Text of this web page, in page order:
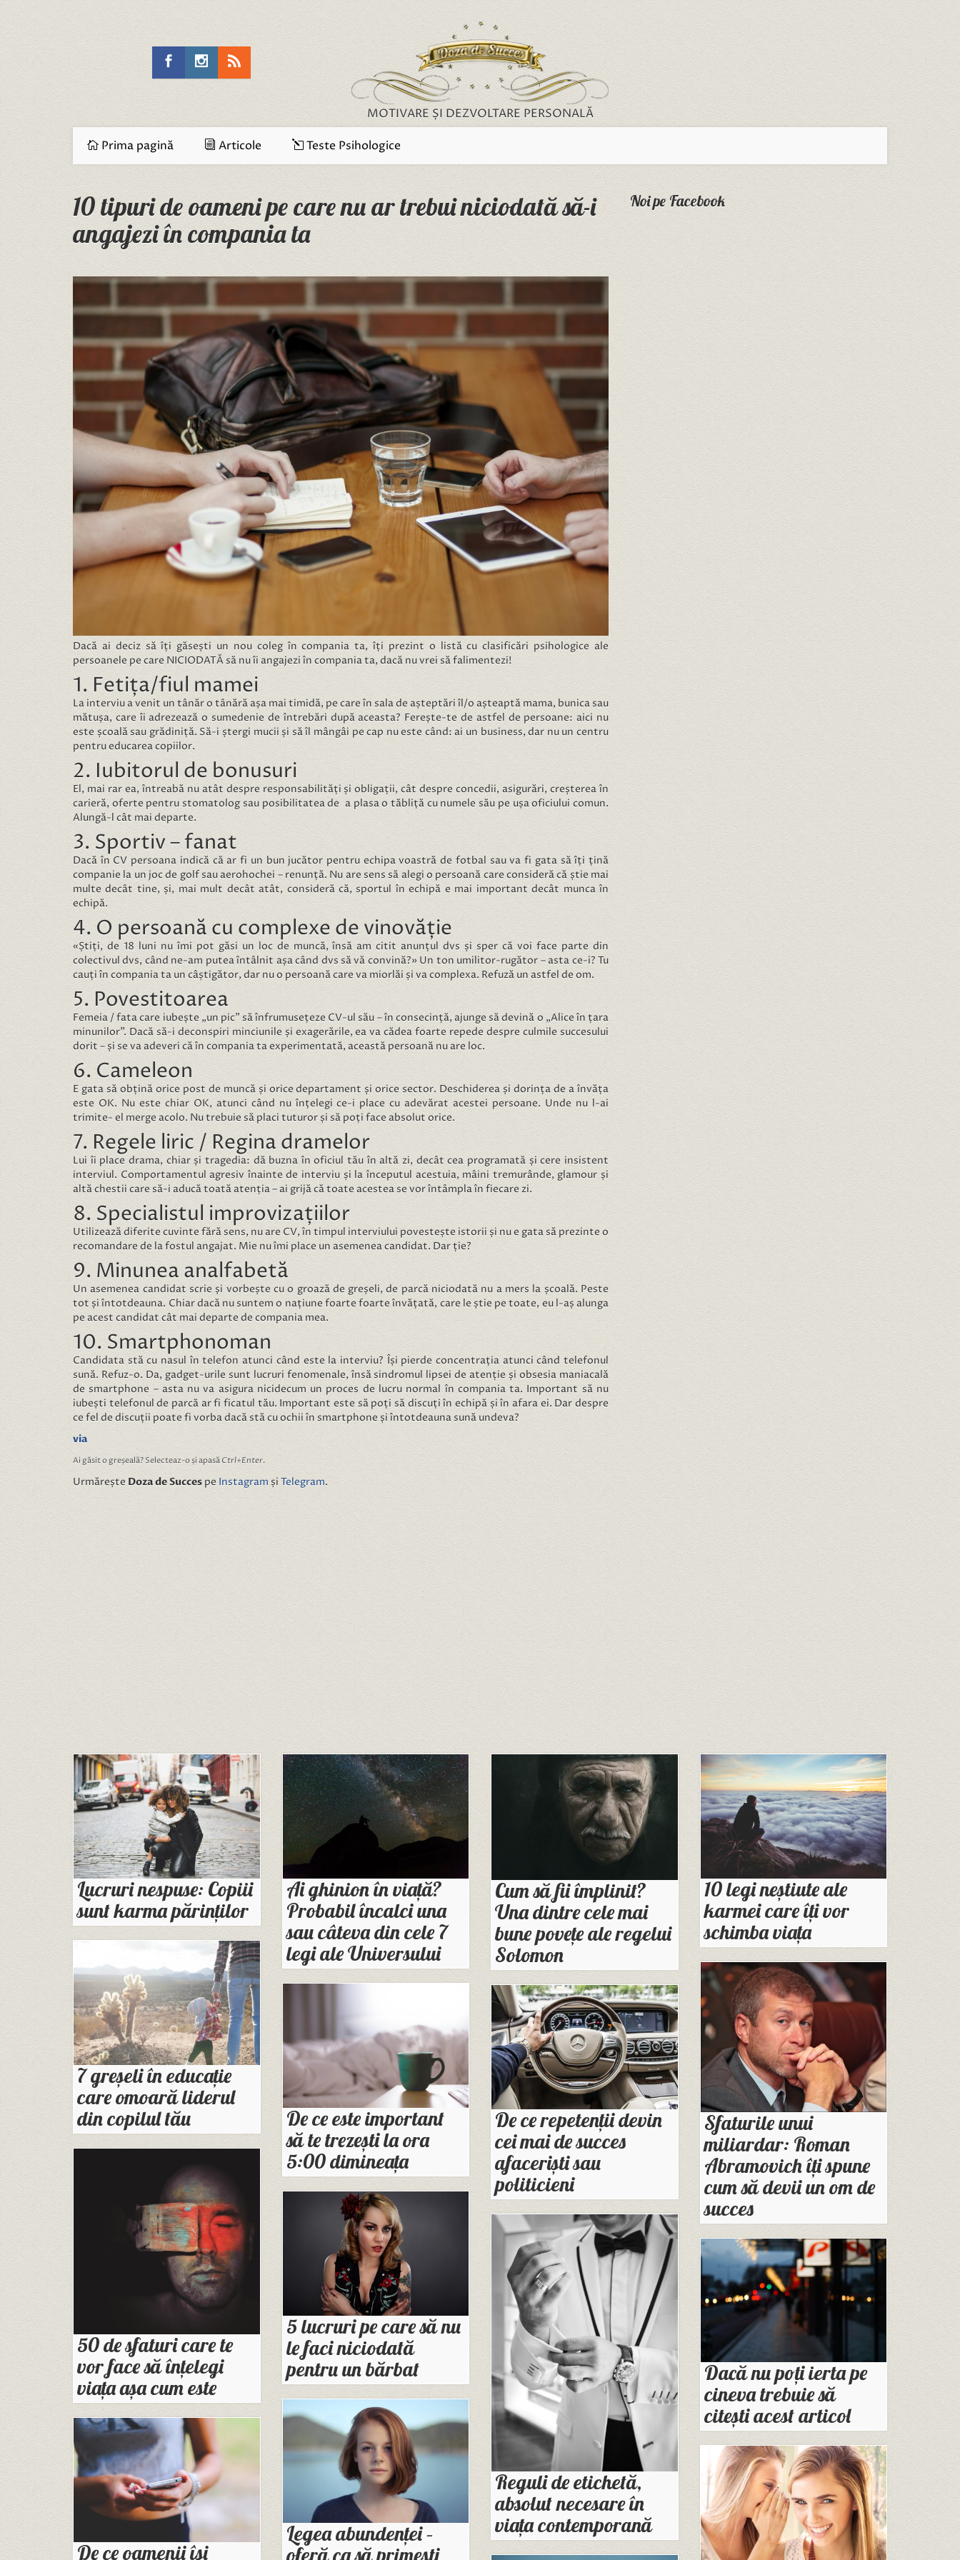
MOTIVARE ȘI DEZVOLTARE PERSONALĂ
Prima pagină Articole Teste Psihologice
10 tipuri de oameni pe care nu ar trebui niciodată să-i
angajezi în compania ta
Dacă ai deciz să îți găsești un nou coleg în compania ta, îți prezint o listă cu clasificări psihologice ale
persoanele pe care NICIODATĂ să nu îi angajezi în compania ta, dacă nu vrei să falimentezi!
1. Fetița/fiul mamei
La interviu a venit un tânăr o tânără așa mai timidă, pe care în sala de așteptări îl/o așteaptă mama, bunica sau
mătușa, care îi adrezează o sumedenie de întrebări după aceasta? Ferește-te de astfel de persoane: aici nu
este școală sau grădiniță. Să-i ștergi mucii și să îl mângâi pe cap nu este când: ai un business, dar nu un centru
pentru educarea copiilor.
2. Iubitorul de bonusuri
El, mai rar ea, întreabă nu atât despre responsabilități și obligații, cât despre concedii, asigurări, creșterea în
carieră, oferte pentru stomatolog sau posibilitatea de a plasa o tăbliță cu numele său pe ușa oficiului comun.
Alungă-l cât mai departe.
3. Sportiv – fanat
Dacă în CV persoana indică că ar fi un bun jucător pentru echipa voastră de fotbal sau va fi gata să îți țină
companie la un joc de golf sau aerohochei – renunță. Nu are sens să alegi o persoană care consideră că știe mai
multe decât tine, și, mai mult decât atât, consideră că, sportul în echipă e mai important decât munca în
echipă.
4. O persoană cu complexe de vinovăție
«Știți, de 18 luni nu îmi pot găsi un loc de muncă, însă am citit anunțul dvs și sper că voi face parte din
colectivul dvs, când ne-am putea întâlnit așa când dvs să vă convină?» Un ton umilitor-rugător – asta ce-i? Tu
cauți în compania ta un câștigător, dar nu o persoană care va miorlăi și va complexa. Refuză un astfel de om.
5. Povestitoarea
Femeia / fata care iubește „un pic” să înfrumusețeze CV-ul său – în consecință, ajunge să devină o „Alice în țara
minunilor”. Dacă să-i deconspiri minciunile și exagerările, ea va cădea foarte repede despre culmile succesului
dorit – și se va adeveri că în compania ta experimentată, această persoană nu are loc.
6. Cameleon
E gata să obțină orice post de muncă și orice departament și orice sector. Deschiderea și dorința de a învăța
este OK. Nu este chiar OK, atunci când nu înțelegi ce-i place cu adevărat acestei persoane. Unde nu l-ai
trimite- el merge acolo. Nu trebuie să placi tuturor și să poți face absolut orice.
7. Regele liric / Regina dramelor
Lui îi place drama, chiar și tragedia: dă buzna în oficiul tău în altă zi, decât cea programată și cere insistent
interviul. Comportamentul agresiv înainte de interviu și la începutul acestuia, mâini tremurânde, glamour și
altă chestii care să-i aducă toată atenția – ai grijă că toate acestea se vor întâmpla în fiecare zi.
8. Specialistul improvizațiilor
Utilizează diferite cuvinte fără sens, nu are CV, în timpul interviului povestește istorii și nu e gata să prezinte o
recomandare de la fostul angajat. Mie nu îmi place un asemenea candidat. Dar ție?
9. Minunea analfabetă
Un asemenea candidat scrie și vorbește cu o groază de greșeli, de parcă niciodată nu a mers la școală. Peste
tot și întotdeauna. Chiar dacă nu suntem o națiune foarte foarte învățată, care le știe pe toate, eu l-aș alunga
pe acest candidat cât mai departe de compania mea.
10. Smartphonoman
Candidata stă cu nasul în telefon atunci când este la interviu? Își pierde concentrația atunci când telefonul
sună. Refuz-o. Da, gadget-urile sunt lucruri fenomenale, însă sindromul lipsei de atenție și obsesia maniacală
de smartphone – asta nu va asigura nicidecum un proces de lucru normal în compania ta. Important să nu
iubești telefonul de parcă ar fi ficatul tău. Important este să poți să discuți în echipă și în afara ei. Dar despre
ce fel de discuții poate fi vorba dacă stă cu ochii în smartphone și întotdeauna sună undeva?
via
Ai găsit o greșeală? Selecteaz-o și apasă Ctrl+Enter.
Urmărește Doza de Succes pe Instagram și Telegram.
Noi pe Facebook
Lucruri nespuse: Copiii
sunt karma părinților
7 greșeli în educație
care omoară liderul
din copilul tău
50 de sfaturi care te
vor face să înțelegi
viața așa cum este
De ce oamenii își
Ai ghinion în viață?
Probabil încalci una
sau câteva din cele 7
legi ale Universului
De ce este important
să te trezești la ora
5:00 dimineața
5 lucruri pe care să nu
le faci niciodată
pentru un bărbat
Legea abundenței –
oferă ca să primești
Cum să fii împlinit?
Una dintre cele mai
bune povețe ale regelui
Solomon
De ce repetenții devin
cei mai de succes
afaceriști sau
politicieni
Reguli de etichetă,
absolut necesare în
viața contemporană
10 legi neștiute ale
karmei care îți vor
schimba viața
Sfaturile unui
miliardar: Roman
Abramovich îți spune
cum să devii un om de
succes
Dacă nu poți ierta pe
cineva trebuie să
citești acest articol